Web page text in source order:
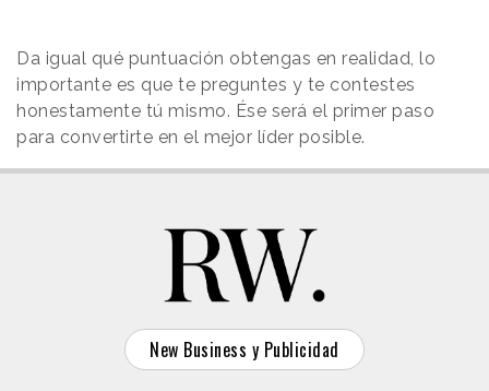
Da igual qué puntuación obtengas en realidad, lo
importante es que te preguntes y te contestes
honestamente tú mismo. Ése será el primer paso
para convertirte en el mejor líder posible.
New Business y Publicidad